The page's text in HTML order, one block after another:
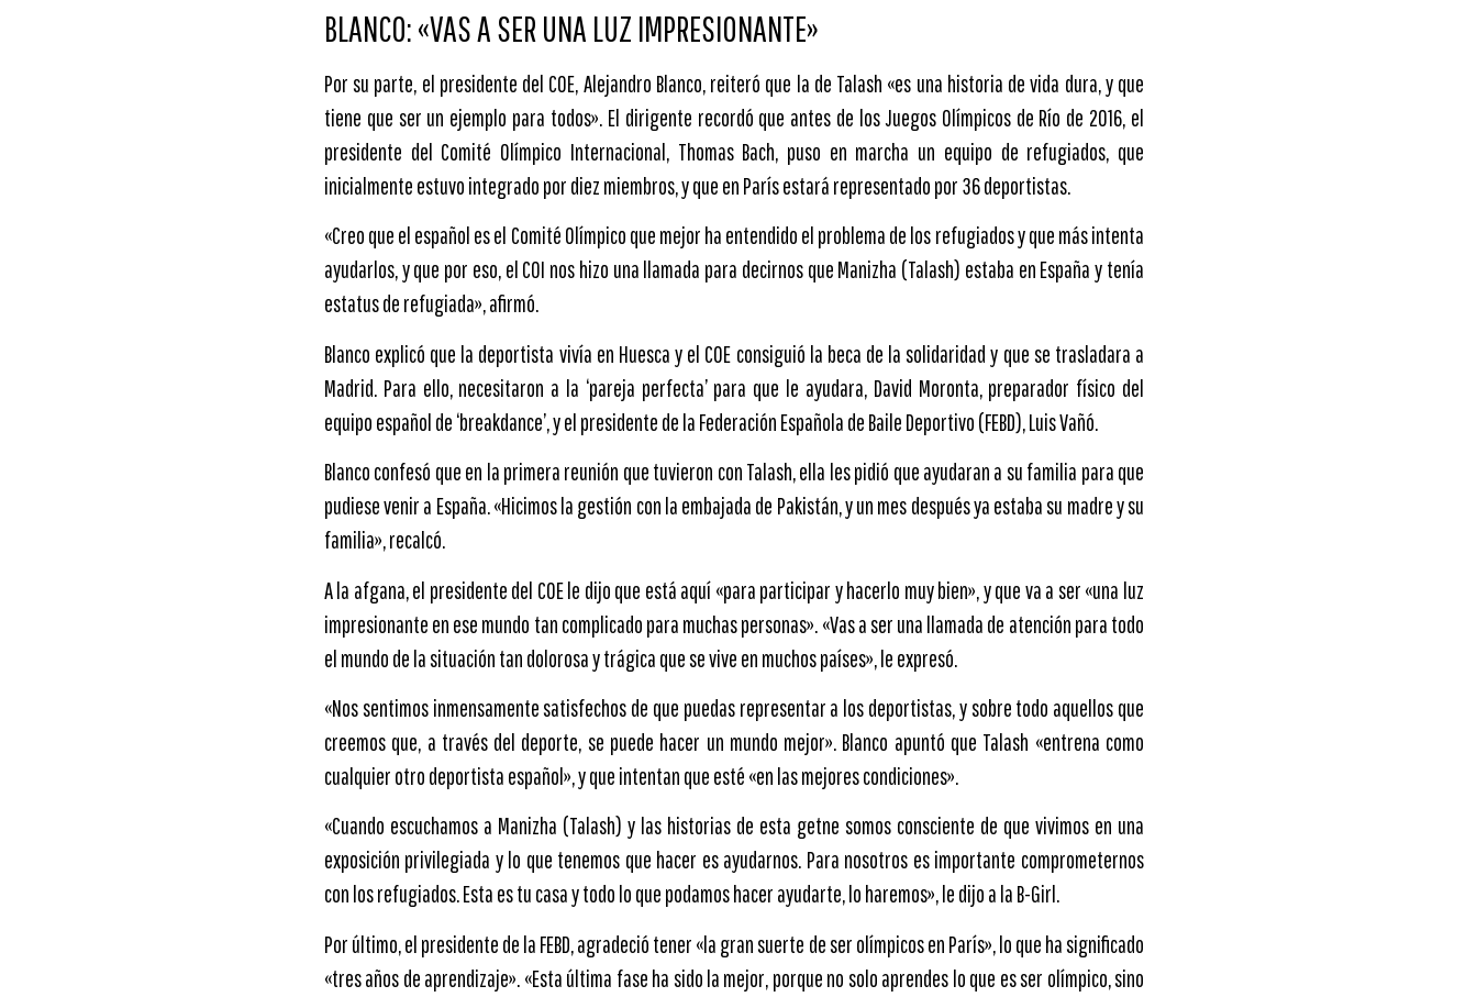
BLANCO: «VAS A SER UNA LUZ IMPRESIONANTE»
Por su parte, el presidente del COE, Alejandro Blanco, reiteró que la de Talash «es una historia de vida dura, y que
tiene que ser un ejemplo para todos». El dirigente recordó que antes de los Juegos Olímpicos de Río de 2016, el
presidente del Comité Olímpico Internacional, Thomas Bach, puso en marcha un equipo de refugiados, que
inicialmente estuvo integrado por diez miembros, y que en París estará representado por 36 deportistas.
«Creo que el español es el Comité Olímpico que mejor ha entendido el problema de los refugiados y que más intenta
ayudarlos, y que por eso, el COI nos hizo una llamada para decirnos que Manizha (Talash) estaba en España y tenía
estatus de refugiada», afirmó.
Blanco explicó que la deportista vivía en Huesca y el COE consiguió la beca de la solidaridad y que se trasladara a
Madrid. Para ello, necesitaron a la ‘pareja perfecta’ para que le ayudara, David Moronta, preparador físico del
equipo español de ‘breakdance’, y el presidente de la Federación Española de Baile Deportivo (FEBD), Luis Vañó.
Blanco confesó que en la primera reunión que tuvieron con Talash, ella les pidió que ayudaran a su familia para que
pudiese venir a España. «Hicimos la gestión con la embajada de Pakistán, y un mes después ya estaba su madre y su
familia», recalcó.
A la afgana, el presidente del COE le dijo que está aquí «para participar y hacerlo muy bien», y que va a ser «una luz
impresionante en ese mundo tan complicado para muchas personas». «Vas a ser una llamada de atención para todo
el mundo de la situación tan dolorosa y trágica que se vive en muchos países», le expresó.
«Nos sentimos inmensamente satisfechos de que puedas representar a los deportistas, y sobre todo aquellos que
creemos que, a través del deporte, se puede hacer un mundo mejor». Blanco apuntó que Talash «entrena como
cualquier otro deportista español», y que intentan que esté «en las mejores condiciones».
«Cuando escuchamos a Manizha (Talash) y las historias de esta getne somos consciente de que vivimos en una
exposición privilegiada y lo que tenemos que hacer es ayudarnos. Para nosotros es importante comprometernos
con los refugiados. Esta es tu casa y todo lo que podamos hacer ayudarte, lo haremos», le dijo a la B-Girl.
Por último, el presidente de la FEBD, agradeció tener «la gran suerte de ser olímpicos en París», lo que ha significado
«tres años de aprendizaje». «Esta última fase ha sido la mejor, porque no solo aprendes lo que es ser olímpico, sino